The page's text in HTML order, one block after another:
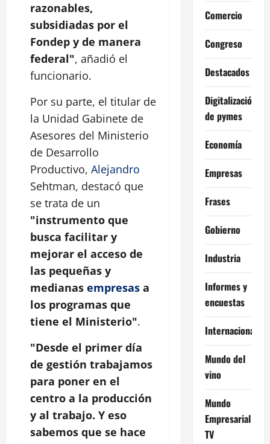
razonables,
subsidiadas por el
Fondep y de manera
federal", añadió el
funcionario.
Por su parte, el titular de
la Unidad Gabinete de
Asesores del Ministerio
de Desarrollo
Productivo, Alejandro
Sehtman, destacó que
se trata de un
"instrumento que
busca facilitar y
mejorar el acceso de
las pequeñas y
medianas empresas a
los programas que
tiene el Ministerio".
"Desde el primer día
de gestión trabajamos
para poner en el
centro a la producción
y al trabajo. Y eso
sabemos que se hace
Comercio
Congreso
Destacados
Digitalización
de pymes
Economía
Empresas
Frases
Gobierno
Industria
Informes y
encuestas
Internacional
Mundo del
vino
Mundo
Empresarial
TV